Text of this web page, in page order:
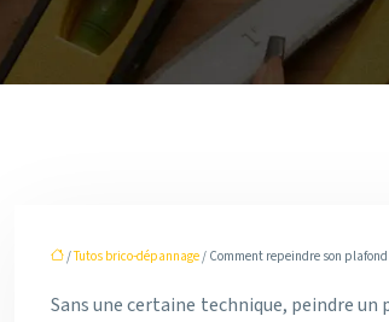
/Tutos brico-dépannage/ Comment repeindre son plafond
Sans une certaine technique, peindre un